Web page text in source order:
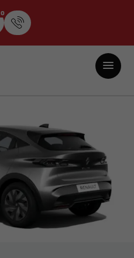
0